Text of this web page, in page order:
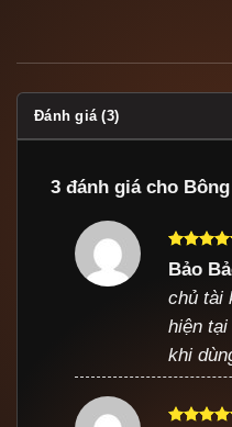
Đánh giá (3)
3 đánh giá cho
Được
sao
Bảo
chủ tài
hiện
khi